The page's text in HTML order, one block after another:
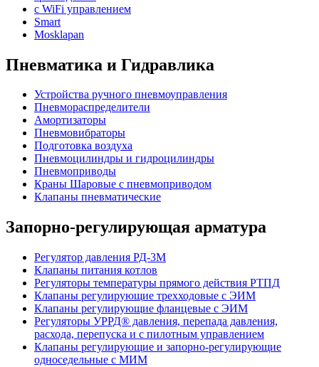
с WiFi управлением
Smart
Mosklapan
Пневматика и Гидравлика
Устройства ручного пневмоуправления
Пневмораспределители
Амортизаторы
Пневмовибраторы
Подготовка воздуха
Пневмоцилиндры и гидроцилиндры
Пневмоприводы
Краны Шаровые с пневмоприводом
Клапаны пневматические
Запорно-регулирующая арматура
Регулятор давления РД-3М
Клапаны питания котлов
Регуляторы температуры прямого действия РТПД
Клапаны регулирующие трехходовые с ЭИМ
Клапаны регулирующие фланцевые с ЭИМ
Регуляторы УРРД® давления, перепада давления,
расхода, перепуска и с пилотным управлением
Клапаны регулирующие и запорно-регулирующие
односедельные с МИМ